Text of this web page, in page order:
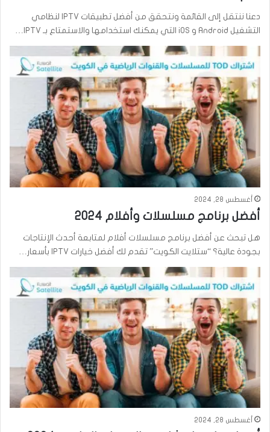
دعنا ننتقل إلى القائمة ونتحقق من أفضل تطبيقات IPTV لنظامي
التشغيل Android و iOS التي يمكنك استخدامها والاستمتاع بـ IPTV…
أغسطس 28, 2024
أفضل برنامج مسلسلات وأفلام 2024
هل تبحث عن أفضل برنامج مسلسلات أفلام لمتابعة أحدث الإنتاجات
بجودة عالية؟ “ستلايت الكويت” تقدم لك أفضل خيارات IPTV بأسعار…
أغسطس 28, 2024